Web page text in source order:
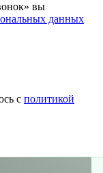
вы
данных
с политикой